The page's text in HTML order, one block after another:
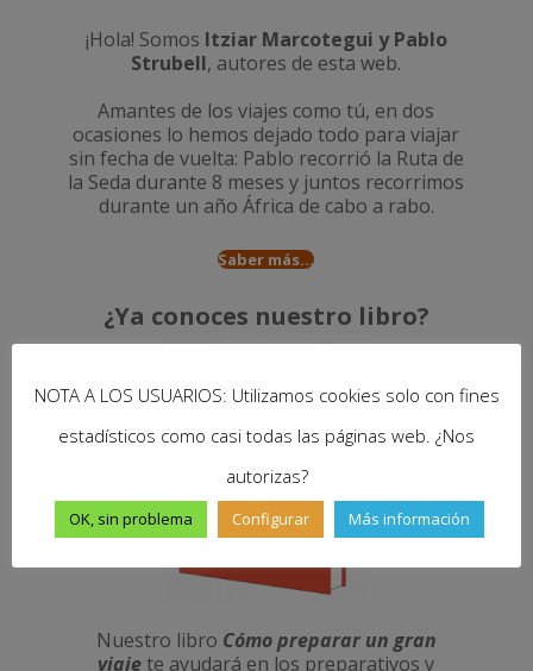
¡Hola! Somos Itziar Marcotegui y Pablo
Strubell, autores de esta web.
Amantes de los viajes como tú, en dos
ocasiones lo hemos dejado todo para viajar
sin fecha de vuelta: Pablo recorrió la Ruta de
la Seda durante 8 meses y juntos recorrimos
durante un año África de cabo a rabo.
Saber más...
¿Ya conoces nuestro libro?
Nuestro libro Cómo preparar un gran
viajete ayudará en los preparativos y
NOTA A LOS USUARIOS: Utilizamos cookies solo con fines
estadísticos como casi todas las páginas web. ¿Nos
autorizas?
OK, sin problema Configurar Más información